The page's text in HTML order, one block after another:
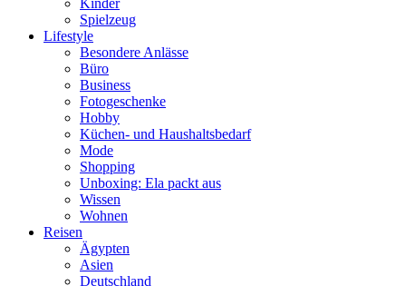
Spielzeug
Lifestyle
Besondere Anlässe
Büro
Business
Fotogeschenke
Hobby
Küchen- und Haushaltsbedarf
Mode
Shopping
Unboxing: Ela packt aus
Wissen
Wohnen
Reisen
Ägypten
Asien
Deutschland